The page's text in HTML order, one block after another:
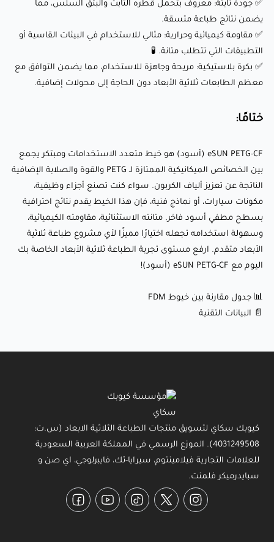
eSUN PETG-CF (أسود) هو خيط متعدد الاستخدامات ومبتكر
يجمع بين الخصائص الميكانيكية الممتازة لـ PETG والقوة والصلابة
الإضافية الناتجة عن تعزيز ألياف الكربون. سواء كنت تصنع أجزاء
وظيفية، مكونات سيارات، أو نماذج فنية، فإن هذا الخيط يقدم نتائج
الكيميائية، وسهولة استخدامه تجعله اختيارًا مميزًا لأي مشروع
الأبعاد الخاصة بك اليوم مع eSUN PETG-CF (أسود)!
📊 جدول مقارنة بين خيوط FDM
📄 البيانات التقنية
✅ جودة ثابتة: معروف بتحمل قطره الثابت والبثق السلس، مما
يضمن نتائج طباعة متسقة.
✅ مقاومة كيميائية وحرارية: مثالي للاستخدام في البيئات القاسية أو
التطبيقات التي تتطلب متانة. 🧪
✅ بكرة بلاستيكية: مريحة وجاهزة للاستخدام، مما يضمن التوافق مع
معظم الطابعات ثلاثية الأبعاد دون الحاجة إلى محولات إضافية.
ختامًا:
eSUN PETG-CF (أسود) هو خيط متعدد الاستخدامات ومبتكر يجمع
بين الخصائص الميكانيكية الممتازة لـ PETG والقوة والصلابة الإضافية
الناتجة عن تعزيز ألياف الكربون. سواء كنت تصنع أجزاء وظيفية،
مكونات سيارات، أو نماذج فنية، فإن هذا الخيط يقدم نتائج احترافية
بسطح مطفي أسود فاخر. متانته الاستثنائية، مقاومته الكيميائية،
وسهولة استخدامه تجعله اختيارًا مميزًا لأي مشروع طباعة ثلاثية
الأبعاد متقدم. ارفع مستوى تجربة الطباعة ثلاثية الأبعاد الخاصة بك
اليوم مع eSUN PETG-CF (أسود)!
📊 جدول مقارنة بين خيوط FDM
📄 البيانات التقنية
كيوبك سكاي لتسويق منتجات الطباعة الثلاثية الابعاد (س.ت:
4031249508). الموزع الرسمي في المملكة العربية السعودية
للعلامات التجارية فيلامينتوم، سيرايا-تك، فايبرلوجي، اي صن و
سبايدرميكر فلمنت.
Instagram
Twitter
TikTok
YouTube
Facebook